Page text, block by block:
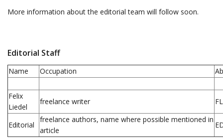
More information about the editorial team will follow soon.
Editorial Staff
Name Occupation
Felix
Liedel
freelance writer FL
Editorial
freelance authors, name where possible mentioned in
article